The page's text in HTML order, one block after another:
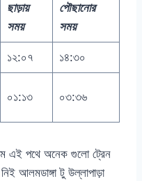
ছাড়ায়
সময়
পৌছানোর
সময়
১২:০৭ ১৪:৩০
০১:১৩ ০৩:৩৬
এই পথে অনেক গুলো ট্রেন
আলমডাঙ্গা টু উল্লাপাড়া